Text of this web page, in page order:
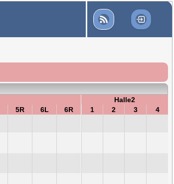
Halle2
5R 6L 6R 1 2 3 4